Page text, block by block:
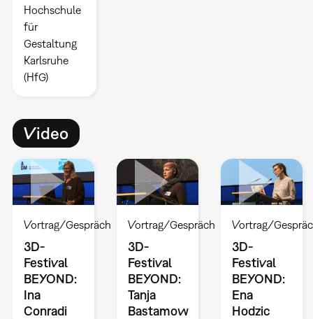
Hochschule
für
Gestaltung
Karlsruhe
(HfG)
Video
Vortrag/Gespräch
3D-
Festival
BEYOND:
Ina
Conradi
Vortrag/Gespräch
3D-
Festival
BEYOND:
Tanja
Bastamow
Vortrag/
3D-
Festival
BEYOND:
Ena
Hodzic